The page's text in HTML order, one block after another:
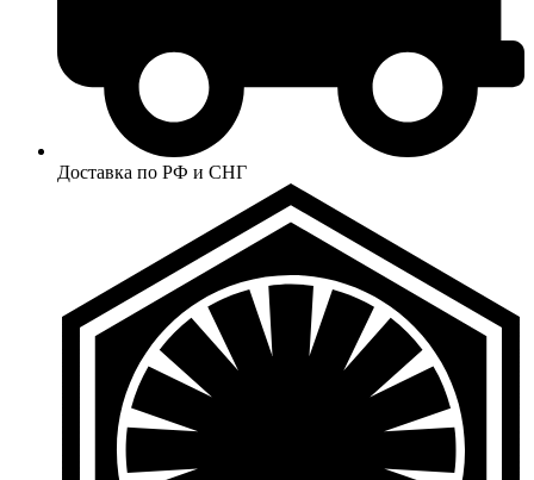
Доставка по РФ и СНГ